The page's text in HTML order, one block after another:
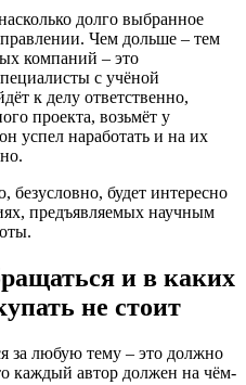
долго выбранное
Чем дольше – тем
компаний – это
с учёной
к делу ответственно,
проекта, возьмёт у
успел наработать и на их
будет интересно
предъявляемых научным
и в каких
не стоит
за любую тему – это должно
каждый автор должен на чём-